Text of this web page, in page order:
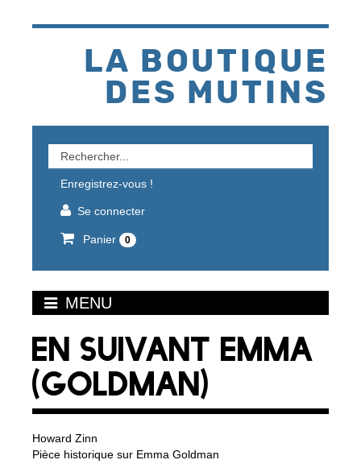
LA BOUTIQUE
DES MUTINS
Rechercher
un
produit
Enregistrez-vous !
Se connecter
Panier 0
MENU
EN SUIVANT EMMA
(GOLDMAN)
Howard Zinn
Pièce historique sur Emma Goldman